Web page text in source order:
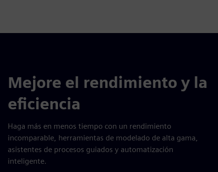
Mejore el rendimiento y la
eficiencia
Haga más en menos tiempo con un rendimiento
incomparable, herramientas de modelado de alta gama,
asistentes de procesos guiados y automatización
inteligente.